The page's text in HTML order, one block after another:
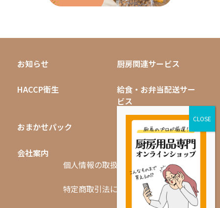
お知らせ 厨房関連サービス
HACCP衛生
給食・お弁当配送サー
ビス
おまかせパック 無料キャンペーン
会社案内
採用情報
個人情報の取扱いについて
特定商取引法に基づく表記